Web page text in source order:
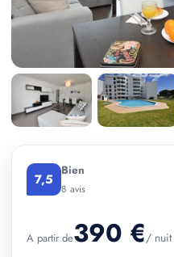
7,5 Bien
8 avis
A partir de390 €/ nuit